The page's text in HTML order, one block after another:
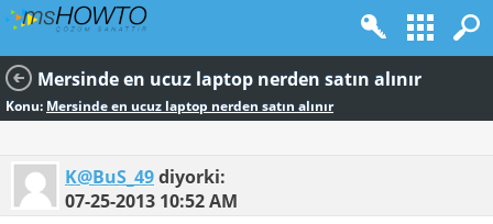
Mersinde en ucuz laptop nerden satın alınır
Konu: Mersinde en ucuz laptop nerden satın alınır
K@BuS_49diyorki:
07-25-2013 10:52 AM